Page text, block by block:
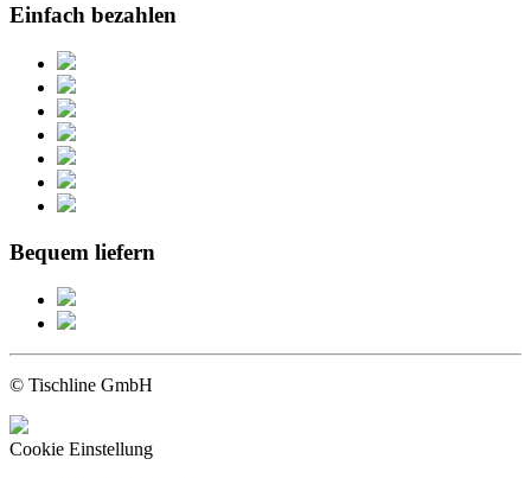
Einfach bezahlen
Bequem liefern
© Tischline GmbH
Cookie Einstellung